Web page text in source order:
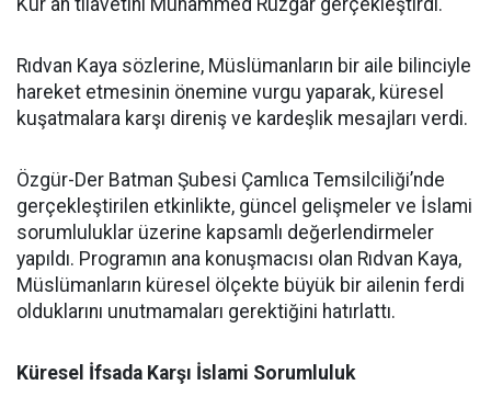
Rıdvan Kaya sözlerine, Müslümanların bir aile bilinciyle
hareket etmesinin önemine vurgu yaparak, küresel
kuşatmalara karşı direniş ve kardeşlik mesajları verdi.
Özgür-Der Batman Şubesi Çamlıca Temsilciliği’nde
gerçekleştirilen etkinlikte, güncel gelişmeler ve İslami
sorumluluklar üzerine kapsamlı değerlendirmeler
yapıldı. Programın ana konuşmacısı olan Rıdvan Kaya,
Müslümanların küresel ölçekte büyük bir ailenin ferdi
olduklarını unutmamaları gerektiğini hatırlattı.
Küresel İfsada Karşı İslami Sorumluluk